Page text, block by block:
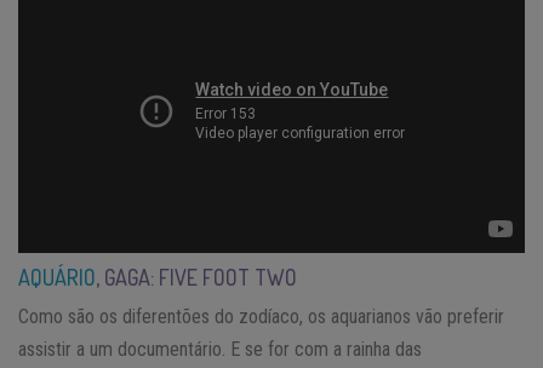
AQUÁRIO, GAGA: FIVE FOOT TWO
Como são os diferentões do zodíaco, os aquarianos vão preferir
assistir a um documentário. E se for com a rainha das